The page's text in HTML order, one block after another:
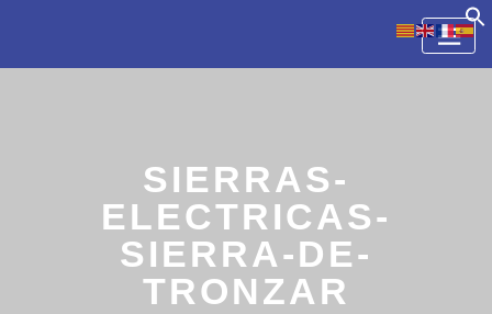
content
SIERRAS-
ELECTRICAS-
SIERRA-DE-
TRONZAR